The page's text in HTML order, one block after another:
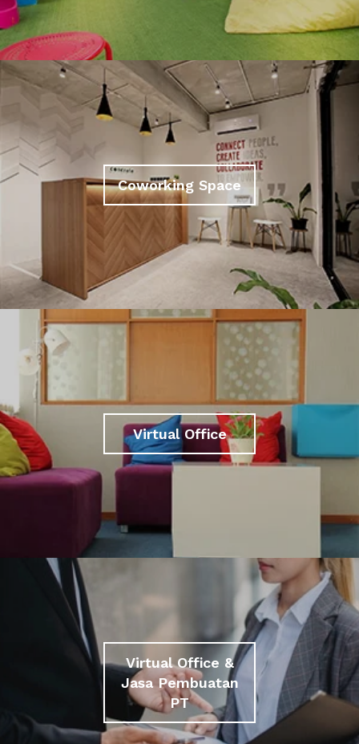
Coworking Space
Virtual Office
Virtual Office &
Jasa Pembuatan
PT